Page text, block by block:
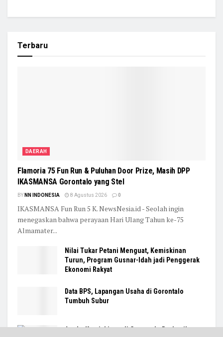
Terbaru
DAERAH
Flamoria 75 Fun Run & Puluhan Door Prize, Masih DPP
IKASMANSA Gorontalo yang Stel
BY NN INDONESIA 8 Agustus 2026 0
IKASMANSA Fun Run 5 K. NewsNesia.id - Seolah ingin
menegaskan bahwa perayaan Hari Ulang Tahun ke-75
Almamater...
Nilai Tukar Petani Menguat, Kemiskinan
Turun, Program Gusnar-Idah jadi Penggerak
Ekonomi Rakyat
Data BPS, Lapangan Usaha di Gorontalo
Tumbuh Subur
Angka Kemiskinan di Gorontalo Berhasil